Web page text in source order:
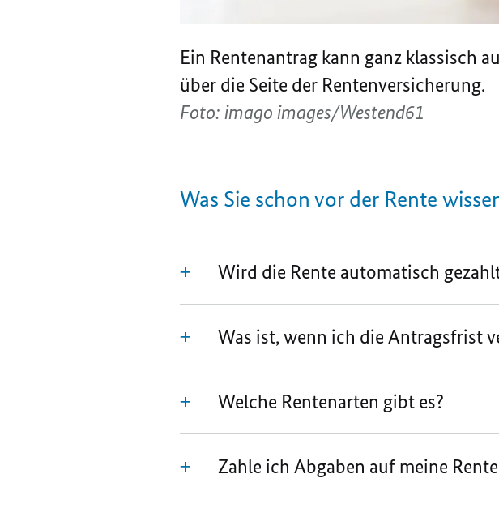
Ein Rentenantrag kann ganz klassisch
über die Seite der Rentenversicherung.
Foto: imago images/Westend61
Was Sie schon vor der Rente
Wird die Rente automatisch
Was ist, wenn ich die Antragsfrist
Welche Rentenarten gibt es?
Zahle ich Abgaben auf meine